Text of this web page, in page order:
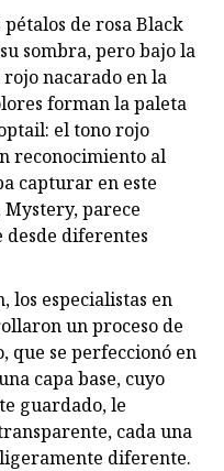
de rosa Black
sombra, pero bajo la
nacarado en la
forman la paleta
el tono rojo
reconocimiento al
capturar en este
Mystery, parece
desde diferentes
los especialistas en
un proceso de
que se perfeccionó en
capa base, cuyo
guardado, le
cada una
diferente.